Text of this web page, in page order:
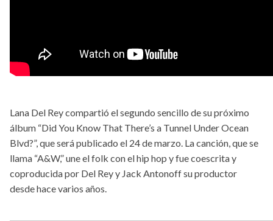
Lana Del Rey compartió el segundo sencillo de su próximo
álbum “Did You Know That There’s a Tunnel Under Ocean
Blvd?”, que será publicado el 24 de marzo. La canción, que se
llama “A&W,” une el folk con el hip hop y fue coescrita y
coproducida por Del Rey y Jack Antonoff su productor
desde hace varios años.